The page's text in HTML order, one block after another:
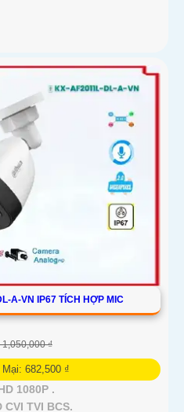
A-VN IP67 TÍCH HỢP MIC
1,050,000 ₫
682,500 ₫
1080P .
CVI TVI BCS.